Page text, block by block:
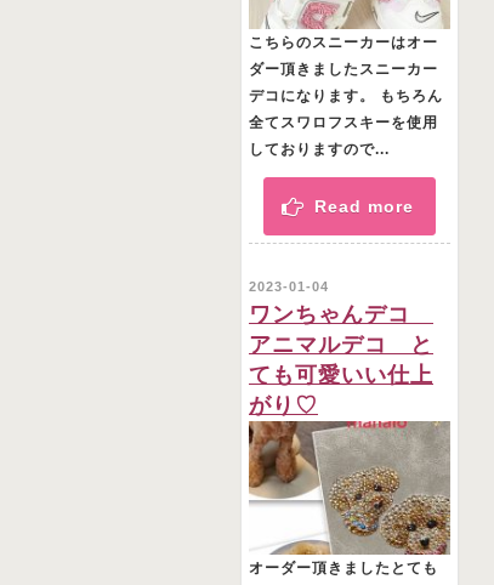
こちらのスニーカーはオー
ダー頂きましたスニーカー
デコになります。 もちろん
全てスワロフスキーを使用
しておりますので...
Read more
2023-01-04
ワンちゃんデコ
アニマルデコ と
ても可愛いい仕上
がり♡
オーダー頂きましたとても